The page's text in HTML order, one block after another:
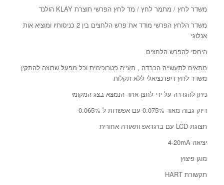
משדר לחץ / מתמר לחץ / מד לחץ הפרשי תוצרת KLAY הולנד
משדר הלחץ הפרשי מודד את פרש הלחצים בין 2 כניסותיו ומוציא אות
אנלוגי
היחסי להפרש הלחצים
מתאים לתעשייה הכבדה , תעייה פטרוכימית וכל מפעל שרוצה להתקין
משדר לחץ דיפרנציאלי ללא תקלות
ניתן להגדרה על ידי לחצן אחד הנמצא בצג המקומי
דיוק גבוה מאוד 0.075% עם אפשרות ל 0.065%
תצוגת LCD עם ברגראפ ותאורה אחורית
יציאה 4-20mA
מוגן פיצוץ
תקשורת HART